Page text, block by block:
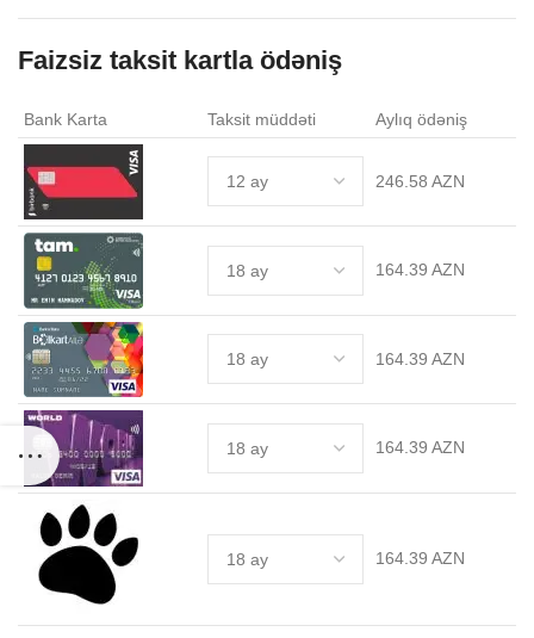
Faizsiz taksit kartla ödəniş
Bank Karta Taksit müddəti Aylıq ödəniş
246.58 AZN
164.39 AZN
164.39 AZN
164.39 AZN
164.39 AZN